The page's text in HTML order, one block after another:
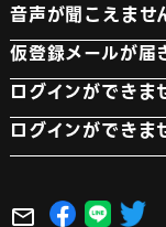
音声が聞こえませ
ご視聴端末のマナーモ
い
仮登録メールが届
メールを受信できるよ
するように設定してく
メール再送信」を押し
認ください。
ログインができま
仮登録メールに記載の
ます。
いていない場合は、「
信」を押し、登録済みの
ログインができ
Google認証をする際に